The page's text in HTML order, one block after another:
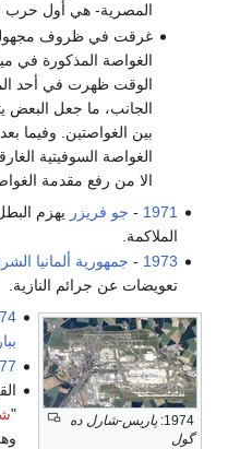
المصرية- هي أول حرب
الغواصة المذكورة في
الوقت ظهرت في أحد
الجانب، ما جعل
بين الغواصتين. وفيما
الغواصة السوفيتية
الا من رفع مقدمة
1971
- جو فريزر يهزم
الملاكمة.
1973
- جمهورية ألمانيا
تعويضات عن جرائم النازية.
1974: پاريس-شارل ده
گول
"